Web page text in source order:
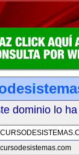
dominio lo
cursodesistemas.com